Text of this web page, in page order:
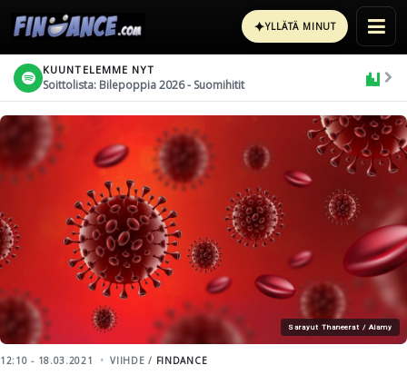
✦YLLÄTÄ MINUT
KUUNTELEMME NYT
Soittolista: Bilepoppia 2026 - Suomihitit
Sarayut Thaneerat / Alamy
12:10 - 18.03.2021 VIIHDE / FINDANCE